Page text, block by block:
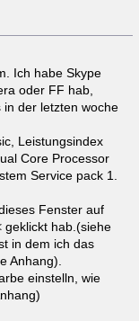
Ich habe Skype
oder FF hab,
in der letzten woche
Leistungsindex
Core Processor
Service pack 1.
Fenster auf
geklickt hab.(siehe
in dem ich das
Anhang).
einstelln, wie